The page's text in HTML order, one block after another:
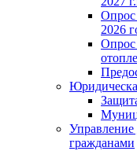
Опрос
2026
Опрос
гражданами